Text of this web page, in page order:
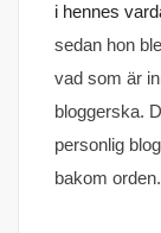
i hennes
sedan hon
vad som är
bloggerska.
personlig
bakom